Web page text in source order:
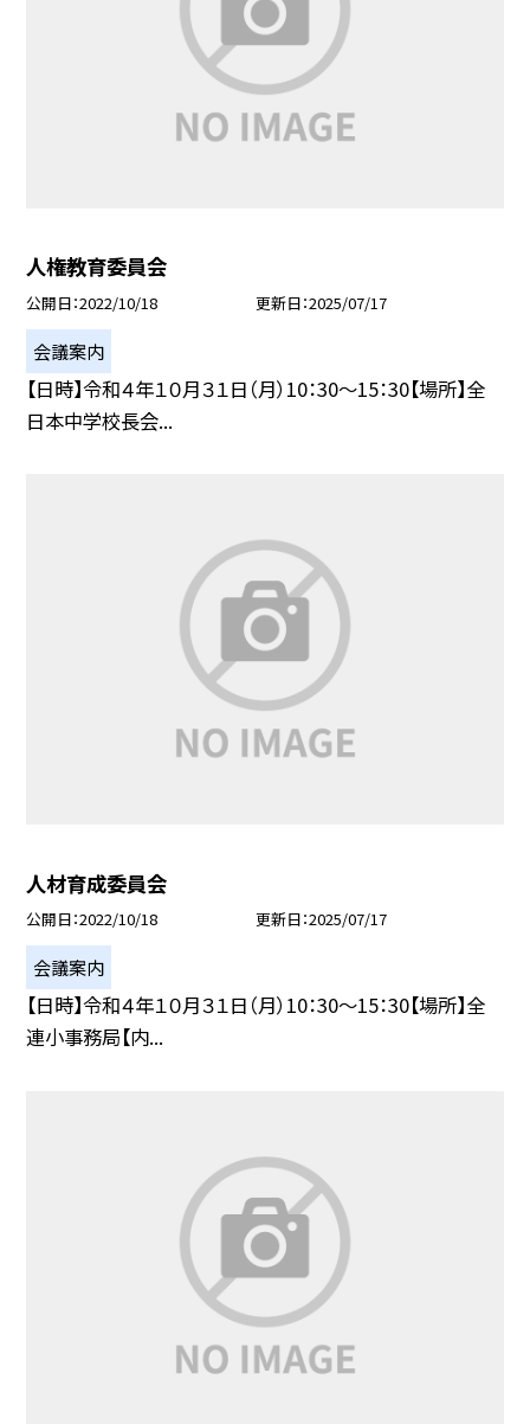
人権教育委員会
公開日 2022/10/18 更新日 2025/07/17
会議案内
【日時】令和４年１０月３１日（月）10：30〜15：30【場所】全
日本中学校長会...
人材育成委員会
公開日 2022/10/18 更新日 2025/07/17
会議案内
【日時】令和４年１０月３１日（月）10：30〜15：30【場所】全
連小事務局【内...